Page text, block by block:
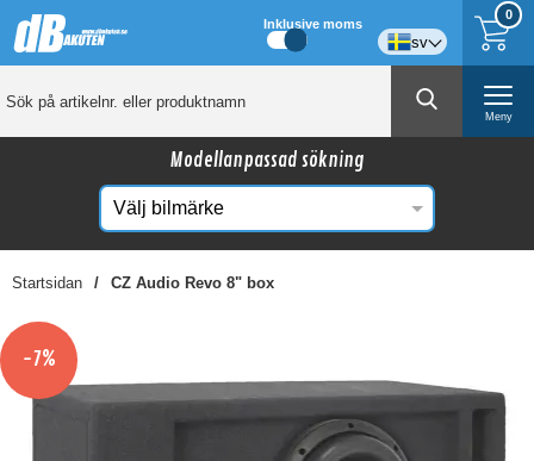
0
Inklusive moms
sv
Meny
Modellanpassad sökning
Startsidan CZ Audio Revo 8" box
Kanske någon av dessa produkter kan intressera
dig?
-7%